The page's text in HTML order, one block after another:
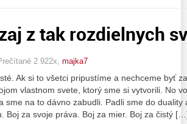
z tak rozdielnych
2 922x, majka7
Ak si to všetci pripustíme a nechceme byť
vlastnom svete, ktorý sme si vytvorili. No
sme na to dávno zabudli. Padli sme do
Boj za svoje práva. Boj za mier. Boj za čistý